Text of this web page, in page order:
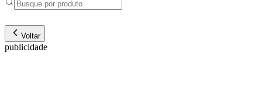
Voltar
publicidade